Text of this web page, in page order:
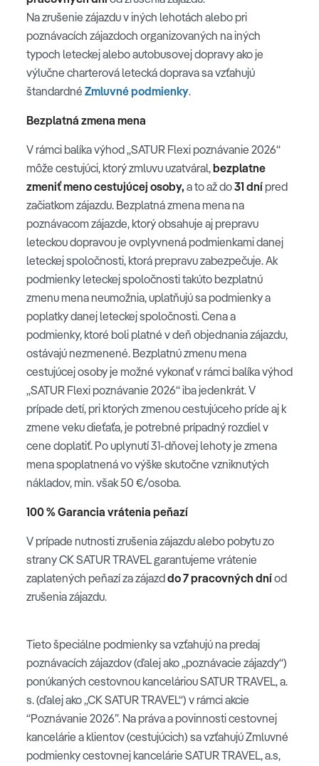
Na zrušenie zájazdu v iných lehotách alebo pri
poznávacích zájazdoch organizovaných na iných
typoch leteckej alebo autobusovej dopravy ako je
výlučne charterová letecká doprava sa vzťahujú
štandardné Zmluvné podmienky.
Bezplatná zmena mena
V rámci balíka výhod „SATUR Flexi poznávanie 2026“
môže cestujúci, ktorý zmluvu uzatváral,bezplatne
zmeniť meno cestujúcej osoby,a to až do31 dní pred
začiatkom zájazdu. Bezplatná zmena mena na
poznávacom zájazde, ktorý obsahuje aj prepravu
leteckou dopravou je ovplyvnená podmienkami danej
leteckej spoločnosti, ktorá prepravu zabezpečuje. Ak
podmienky leteckej spoločnosti takúto bezplatnú
zmenu mena neumožnia, uplatňujú sa podmienky a
poplatky danej leteckej spoločnosti. Cena a
podmienky, ktoré boli platné v deň objednania zájazdu,
ostávajú nezmenené. Bezplatnú zmenu mena
cestujúcej osoby je možné vykonať v rámci balíka výhod
„SATUR Flexi poznávanie 2026“ iba jedenkrát. V
prípade detí, pri ktorých zmenou cestujúceho príde aj k
zmene veku dieťaťa, je potrebné prípadný rozdiel v
cene doplatiť. Po uplynutí 31-dňovej lehoty je zmena
mena spoplatnená vo výške skutočne vzniknutých
nákladov, min. však 50 €/osoba.
100 % Garancia vrátenia peňazí
V prípade nutnosti zrušenia zájazdu alebo pobytu zo
strany CK SATUR TRAVEL garantujeme vrátenie
zaplatených peňazí za zájazddo 7 pracovných dníod
zrušenia zájazdu.
Tieto špeciálne podmienky sa vzťahujú na predaj
poznávacích zájazdov (ďalej ako „poznávacie zájazdy“)
ponúkaných cestovnou kanceláriou SATUR TRAVEL, a.
s. (ďalej ako „CK SATUR TRAVEL“) v rámci akcie
“Poznávanie 2026”. Na práva a povinnosti cestovnej
kancelárie a klientov (cestujúcich) sa vzťahujú Zmluvné
podmienky cestovnej kancelárie SATUR TRAVEL, a.s,